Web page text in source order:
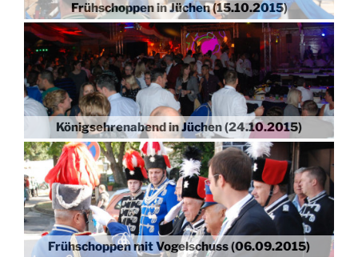
Frühschoppen in Jüchen (15.10.2015)
Königsehrenabend in Jüchen (24.10.2015)
Frühschoppen mit Vogelschuss (06.09.2015)